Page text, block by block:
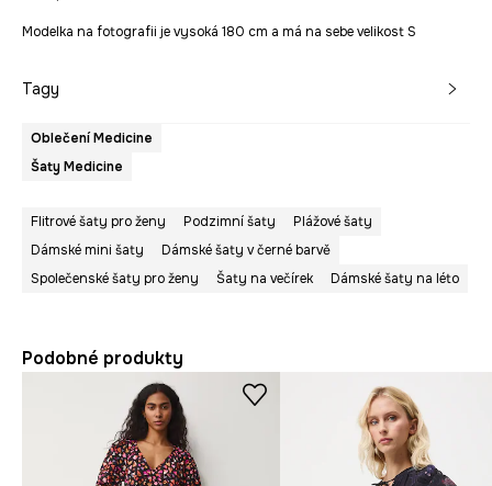
Modelka na fotografii je vysoká 180 cm a má na sebe velikost S
Tagy
Oblečení Medicine
Šaty Medicine
Flitrové šaty pro ženy Podzimní šaty
Plážové šaty
Dámské mini šaty
Dámské šaty v černé barvě
Společenské šaty pro ženy
Šaty na večírek Dámské šaty na léto
Podobné produkty